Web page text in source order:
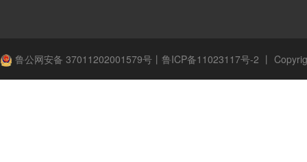
鲁公网安备 37011202001579号 丨 鲁ICP备11023117号-2 丨